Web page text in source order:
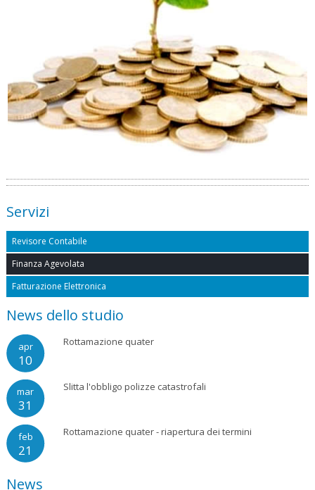
Servizi
Revisore Contabile
Finanza Agevolata
Fatturazione Elettronica
News dello studio
apr
10
Rottamazione quater
mar
31
Slitta l'obbligo polizze catastrofali
feb
21
Rottamazione quater - riapertura dei termini
News